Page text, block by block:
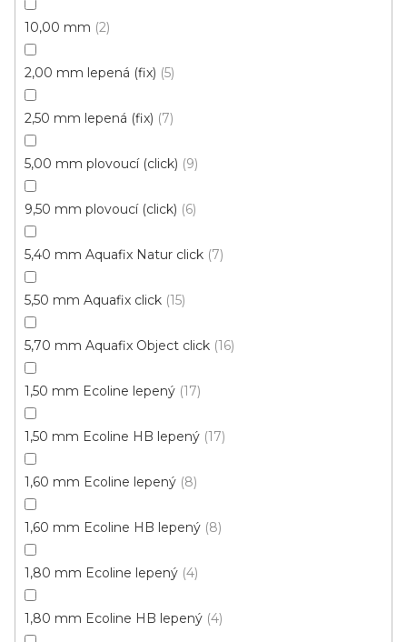
10,00 mm 2
2,00 mm lepená (fix) 5
2,50 mm lepená (fix) 7
5,00 mm plovoucí (click) 9
9,50 mm plovoucí (click) 6
5,40 mm Aquafix Natur click 7
5,50 mm Aquafix click 15
5,70 mm Aquafix Object click 16
1,50 mm Ecoline lepený 17
1,50 mm Ecoline HB lepený 17
1,60 mm Ecoline lepený 8
1,60 mm Ecoline HB lepený 8
1,80 mm Ecoline lepený 4
1,80 mm Ecoline HB lepený 4
Vinylové dílce Purello Fix 30 V / 31141
459 Kč / m2
Fix 30V (lepená)